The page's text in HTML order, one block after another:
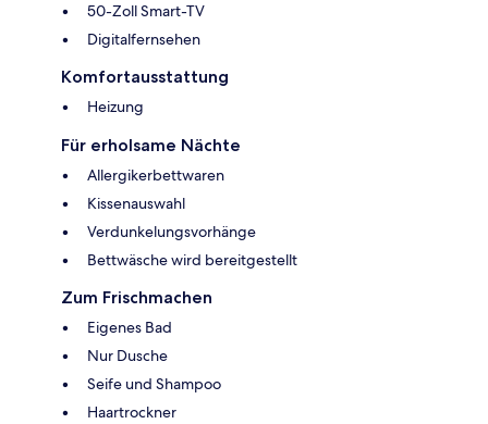
50-Zoll Smart-TV
Digitalfernsehen
Komfortausstattung
Heizung
Für erholsame Nächte
Allergikerbettwaren
Kissenauswahl
Verdunkelungsvorhänge
Bettwäsche wird bereitgestellt
Zum Frischmachen
Eigenes Bad
Nur Dusche
Seife und Shampoo
Haartrockner